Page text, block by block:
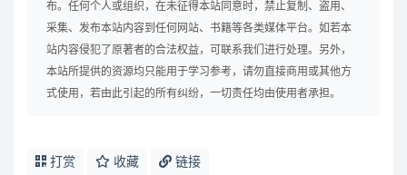
布。任何个人或组织，在未征得本站同意时，禁止复制、盗用、
采集、发布本站内容到任何网站、书籍等各类媒体平台。如若本
站内容侵犯了原著者的合法权益，可联系我们进行处理。另外，
本站所提供的资源均只能用于学习参考，请勿直接商用或其他方
式使用，若由此引起的所有纠纷，一切责任均由使用者承担。
打赏 收藏 链接